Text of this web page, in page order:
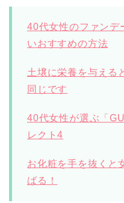
40代女性のファンデ
いおすすめの方法
土壌に栄養を与える
同じです
40代女性が選ぶ「
レクト4
お化粧を手を抜くと
ばる！